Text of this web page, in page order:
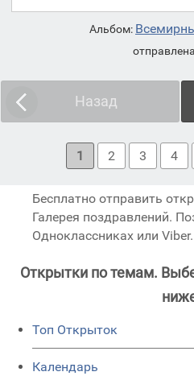
Альбом:
Назад
1 2 3 4
Бесплатно отправить
Галерея поздравлений.
Одноклассниках или
Открытки по темам.
Топ Открыток
Календарь